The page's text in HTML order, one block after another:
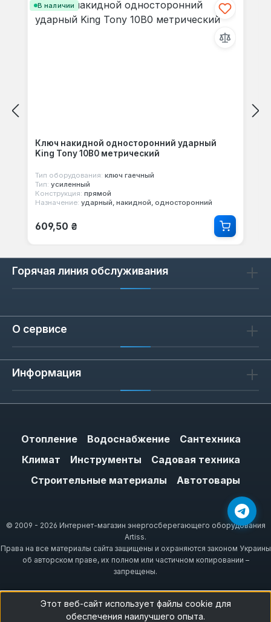
В наличии
Ключ накидной односторонний ударный
King Tony 10B0 метрический
Тип оборудования: ключ гаечный
Тип: усиленный
Конструкция: прямой
Назначение: ударный, накидной, односторонний
Обычная цена:
609,50 ₴
Горячая линия обслуживания
О сервисе
Информация
Отопление Водоснабжение
Сантехника
Климат
Инструменты
Садовая техника
Строительные материалы
Автотовары
© 2009 - 2026 Интернет-магазин энергосберегающего оборудования
Artiss.
Права на все материалы сайта защищены и охраняются законом Украины
об авторском праве, их полном или частичном копировании –
запрещены.
Этот веб-сайт использует файлы cookie для
обеспечения наилучшего опыта.